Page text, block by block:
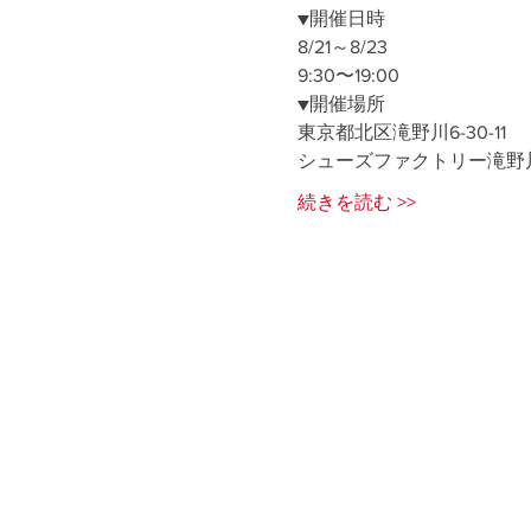
▼開催日時
8/21～8/23
9:30〜19:00​
▼開催場所
東京都北区滝野川6-30-11
シューズファクトリー滝野
続きを読む >>